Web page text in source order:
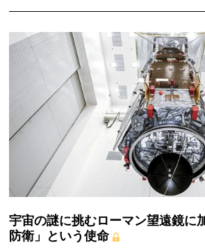
宇宙の謎に挑むローマン望遠鏡に
防衛」という使命